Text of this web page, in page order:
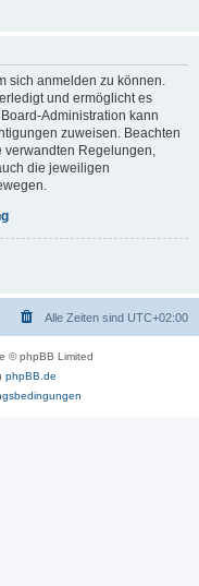
sich anmelden zu können.
und ermöglicht es
Administration kann
zuweisen. Beachten
Regelungen,
die jeweiligen
Alle Zeiten sind UTC+02:00
© phpBB Limited
phpBB.de